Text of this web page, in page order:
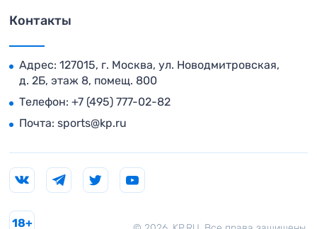
Контакты
Адрес: 127015, г. Москва, ул. Новодмитровская,
д. 2Б, этаж 8, помещ. 800
Телефон: +7 (495) 777-02-82
Почта: sports@kp.ru
18+